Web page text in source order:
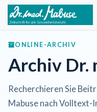
Zum Inhalt springen
ONLINE-ARCHIV
Archiv Dr.
Recherchieren Sie
Mabuse nach